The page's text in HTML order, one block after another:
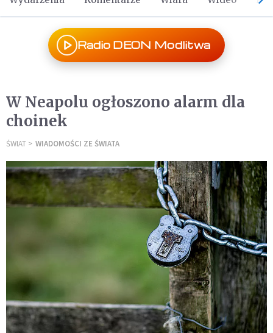
Radio DEON Modlitwa
W Neapolu ogłoszono alarm dla
choinek
ŚWIAT WIADOMOŚCI ZE ŚWIATA